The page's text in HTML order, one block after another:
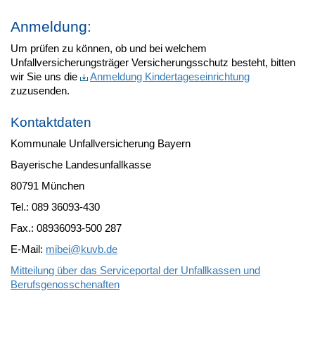
Anmeldung:
Um prüfen zu können, ob und bei welchem
Unfallversicherungsträger Versicherungsschutz besteht, bitten
wir Sie uns die
Anmeldung Kindertageseinrichtung
zuzusenden.
Kontaktdaten
Kommunale Unfallversicherung Bayern
Bayerische Landesunfallkasse
80791 München
Tel.: 089 36093-430
Fax.: 08936093-500 287
E-Mail: mibei@kuvb.de
Mitteilung über das Serviceportal der Unfallkassen und
Berufsgenosschenaften